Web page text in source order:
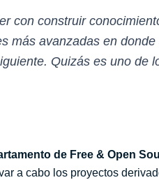
con construir
más avanzadas en
Quizás es uno de
de Free & Open
a cabo los proyectos